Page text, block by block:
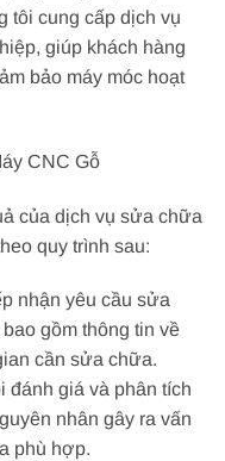
tôi cung cấp dịch vụ
giúp khách hàng
bảo máy móc hoạt
CNC Gỗ
của dịch vụ sửa chữa
quy trình sau:
nhận yêu cầu sửa
gồm thông tin về
cần sửa chữa.
đánh giá và phân tích
nhân gây ra vấn
phù hợp.